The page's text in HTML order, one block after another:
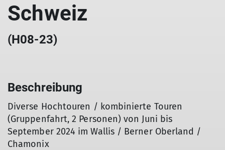
Schweiz
(H08-23)
Beschreibung
Diverse Hochtouren / kombinierte Touren
(Gruppenfahrt, 2 Personen) von Juni bis
September 2024 im Wallis / Berner Oberland /
Chamonix